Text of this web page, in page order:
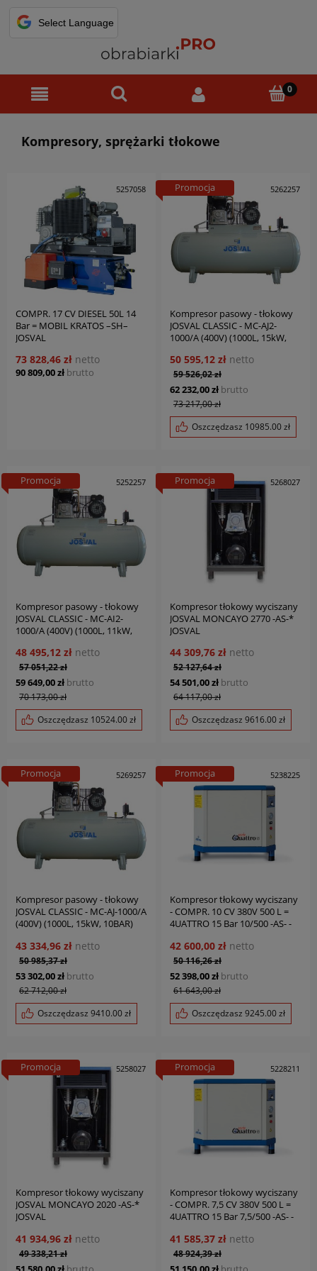
Kompresory, sprężarki tłokowe
5257058
COMPR. 17 CV DIESEL 50L 14
Bar = MOBIL KRATOS –SH–
JOSVAL
90 809,00 zł brutto
73 828,46 zł netto
5262257
Kompresor pasowy - tłokowy
JOSVAL CLASSIC - MC-AJ2-
1000/A (400V) (1000L, 15kW,
62 232,00 zł brutto
73 217,00 zł
Oszczędzasz 10985.00zł
50 595,12 zł netto
59 526,02 zł
Promocja
5252257
Kompresor pasowy - tłokowy
JOSVAL CLASSIC - MC-AI2-
1000/A (400V) (1000L, 11kW,
59 649,00 zł brutto
70 173,00 zł
Oszczędzasz 10524.00zł
48 495,12 zł netto
57 051,22 zł
Promocja 5268027
Kompresor tłokowy wyciszany
JOSVAL MONCAYO 2770 -AS-*
JOSVAL
54 501,00 zł brutto
64 117,00 zł
Oszczędzasz 9616.00zł
44 309,76 zł netto
52 127,64 zł
Promocja
5269257
Kompresor pasowy - tłokowy
JOSVAL CLASSIC - MC-AJ-1000/A
(400V) (1000L, 15kW, 10BAR)
53 302,00 zł brutto
62 712,00 zł
Oszczędzasz 9410.00zł
43 334,96 zł netto
50 985,37 zł
Promocja 5238225
Kompresor tłokowy wyciszany
- COMPR. 10 CV 380V 500 L =
4UATTRO 15 Bar 10/500 -AS- -
52 398,00 zł brutto
61 643,00 zł
Oszczędzasz 9245.00zł
42 600,00 zł netto
50 116,26 zł
Promocja
5258027
Kompresor tłokowy wyciszany
JOSVAL MONCAYO 2020 -AS-*
JOSVAL
41 934,96 zł netto
49 338,21 zł
Promocja 5228211
Kompresor tłokowy wyciszany
- COMPR. 7,5 CV 380V 500 L =
4UATTRO 15 Bar 7,5/500 -AS- -
41 585,37 zł netto
48 924,39 zł
Promocja